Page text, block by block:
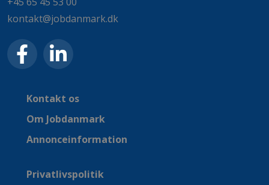
kontakt@jobdanmark.dk
Kontakt os
Om Jobdanmark
Annonceinformation
Privatlivspolitik